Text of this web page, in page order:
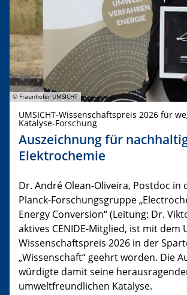
© Fraunhofer UMSICHT
UMSICHT-Wissenschaftspreis 2026 für
Katalyse-Forschung
Auszeichnung für
Elektrochemie
Dr. André Olean-Oliveira, Postdoc in
Planck-Forschungsgruppe
Energy Conversion“ (Leitung: Dr.
aktives CENIDE-Mitglied, ist mit dem
Wissenschaftspreis 2026 in der
„Wissenschaft“ geehrt worden. Die
würdigte damit seine
umweltfreundlichen Katalyse.